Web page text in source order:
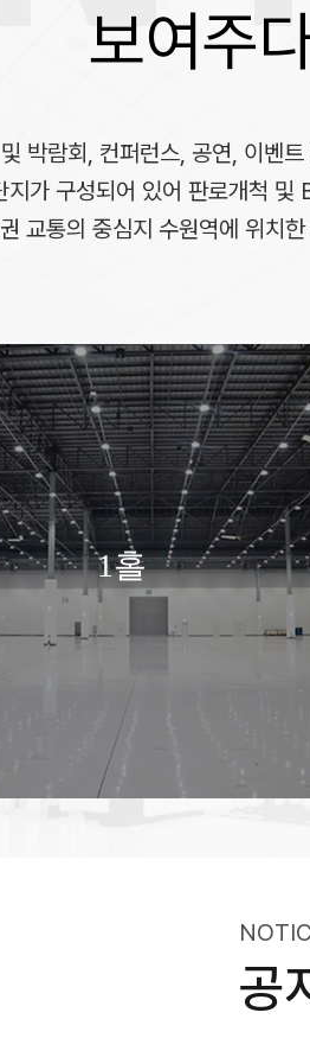
보여주
박람회, 컨퍼런스, 공연, 이벤
가 구성되어 있어 판로개척 및
교통의 중심지 수원역에 위치
2홀
회의실
공